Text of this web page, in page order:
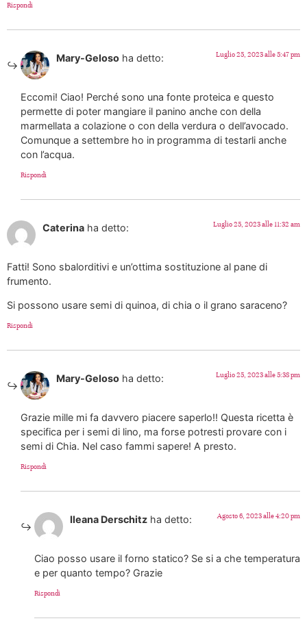
Rispondi
Mary-Geloso ha detto: Luglio 25, 2023 alle 5:47 pm
Eccomi! Ciao! Perché sono una fonte proteica e questo
permette di poter mangiare il panino anche con della
marmellata a colazione o con della verdura o dell’avocado.
Comunque a settembre ho in programma di testarli anche
con l’acqua.
Rispondi
Caterina ha detto: Luglio 25, 2023 alle 11:32 am
Fatti! Sono sbalorditivi e un’ottima sostituzione al pane di
frumento.
Si possono usare semi di quinoa, di chia o il grano saraceno?
Rispondi
Mary-Geloso ha detto: Luglio 25, 2023 alle 5:38 pm
Grazie mille mi fa davvero piacere saperlo!! Questa ricetta è
specifica per i semi di lino, ma forse potresti provare con i
semi di Chia. Nel caso fammi sapere! A presto.
Rispondi
Ileana Derschitz ha detto: Agosto 6, 2023 alle 4:20 pm
Ciao posso usare il forno statico? Se si a che temperatura
e per quanto tempo? Grazie
Rispondi